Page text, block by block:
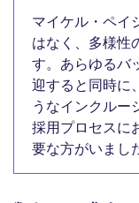
マイケル・ペイ
はなく、多様性
す。あらゆるバ
迎すると同時に
うなインクルー
採用プロセスに
要な方がいまし